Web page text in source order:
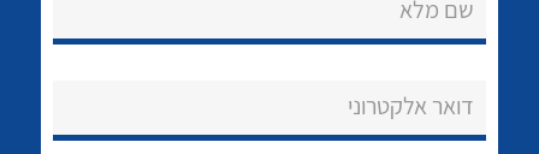
נקודות מכירה
שם מלא
דואר אלקטרוני